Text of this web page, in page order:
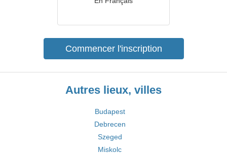
Commencer l'inscription
Autres lieux, villes
Budapest
Debrecen
Szeged
Miskolc